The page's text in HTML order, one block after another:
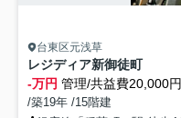
台東区元浅草
レジディア新御徒町
-万円 管理/共益費20,000円
/築19年 /15階建